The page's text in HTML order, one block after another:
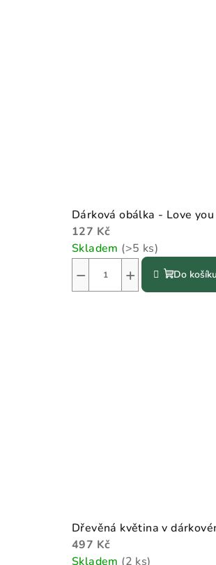
Dárková obálka - Love you
127 Kč
Skladem (>5 ks)
+
− Do košíku
Dřevěná květina v
497 Kč
Skladem (2 ks)